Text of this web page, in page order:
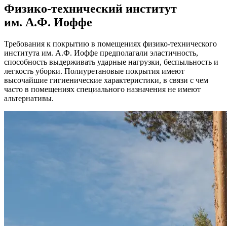
Физико-технический институт
им. А.Ф. Иоффе
Требования к покрытию в помещениях физико-технического
института им. А.Ф. Иоффе предполагали эластичность,
способность выдерживать ударные нагрузки, беспыльность и
легкость уборки. Полиуретановые покрытия имеют
высочайшие гигиенические характеристики, в связи с чем
часто в помещениях специального назначения не имеют
альтернативы.